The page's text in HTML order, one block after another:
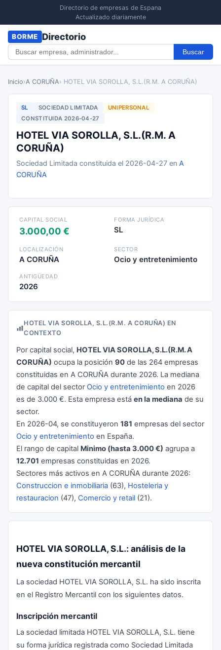
Directorio de empresas de Espana
Actualizado diariamente
BORME Directorio
Buscar
Inicio›A CORUÑA› HOTEL VIA SOROLLA, S.L.(R.M. A CORUÑA)
SL SOCIEDAD LIMITADA
UNIPERSONAL
CONSTITUIDA 2026-04-27
HOTEL VIA SOROLLA, S.L.(R.M. A
CORUÑA)
Sociedad Limitada constituida el 2026-04-27 en A
CORUÑA
CAPITAL SOCIAL
3.000,00 €
FORMA JURÍDICA
SL
LOCALIZACIÓN
A CORUÑA
SECTOR
Ocio y entretenimiento
ANTIGÜEDAD
2026
HOTEL VIA SOROLLA, S.L.(R.M. A CORUÑA) EN
CONTEXTO
Por capital social, HOTEL VIA SOROLLA, S.L.(R.M. A
CORUÑA) ocupa la posición 90 de las 264 empresas
constituidas en A CORUÑA durante 2026. La mediana
de capital del sector Ocio y entretenimiento en 2026
es de 3.000 €. Esta empresa está en la mediana de su
sector.
En 2026-04, se constituyeron 181 empresas del sector
Ocio y entretenimiento en España.
El rango de capital Minimo (hasta 3.000 €) agrupa a
12.701 empresas constituidas en 2026.
Sectores más activos en A CORUÑA durante 2026:
Construccion e inmobiliaria (63), Hosteleria y
restauracion (47), Comercio y retail (21).
HOTEL VIA SOROLLA, S.L.: análisis de la
nueva constitución mercantil
La sociedad HOTEL VIA SOROLLA, S.L. ha sido inscrita
en el Registro Mercantil con los siguientes datos.
Inscripción mercantil
La sociedad limitada HOTEL VIA SOROLLA, S.L. tiene
su forma jurídica registrada como Sociedad Limitada